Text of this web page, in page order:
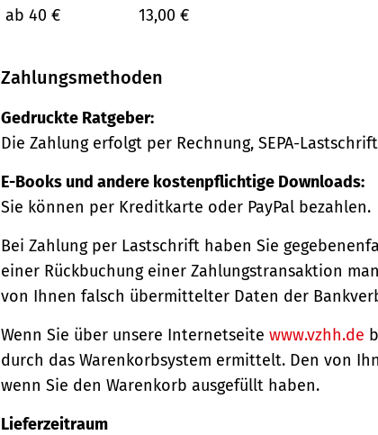
ab 40 €
13,00 €
Zahlungsmethoden
Gedruckte Ratgeber:
Die Zahlung erfolgt per Rechnung, SEPA-
E-Books und andere kostenpflichtige Downloads:
Sie können per Kreditkarte oder PayPal bezahlen.
Bei Zahlung per Lastschrift haben Sie
einer Rückbuchung einer Zahlungstransaktion
von Ihnen falsch übermittelter Daten der
Wenn Sie über unsere Internetseite www.vzhh.de
durch das Warenkorbsystem ermittelt. Den von
wenn Sie den Warenkorb ausgefüllt haben.
Lieferzeitraum